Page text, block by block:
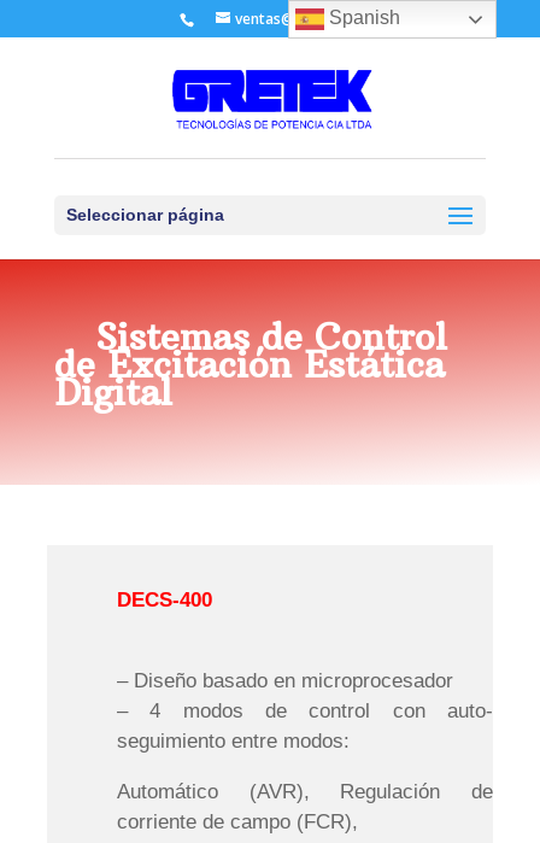
ventas@gretek.ec
Seleccionar página
Sistemas de Control
de Excitación Estática
Digital
DECS-400
– Diseño basado en microprocesador
– 4 modos de control con auto-
seguimiento entre modos:
Automático (AVR), Regulación de
corriente de campo (FCR),
Spanish